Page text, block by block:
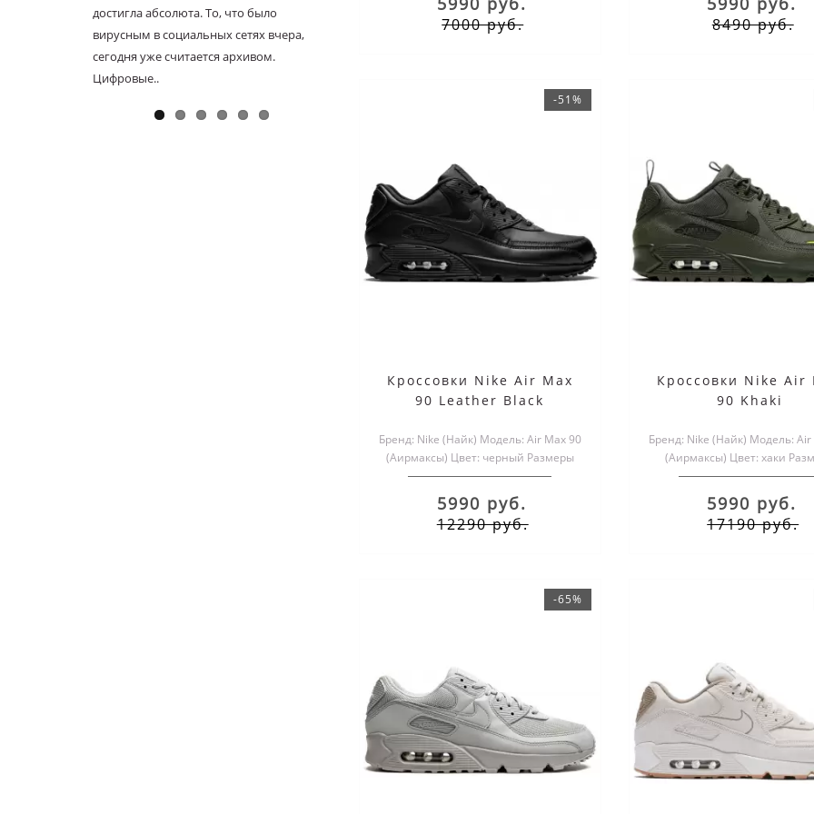
достигла абсолюта. То, что было
вирусным в социальных сетях вчера,
сегодня уже считается архивом.
Цифровые..
известного бренда, они были впервые
выпущены в 1990 году и популярны в
Среди них и кроссовки Air Max 90,
появившиеся на прилавках 31
7000 руб. 8490 руб.
-51%
Кроссовки Nike Air Max
90 Leather Black
Бренд: Nike (Найк) Модель: Air Max 90
(Аирмаксы) Цвет: черный Размеры
обуви: мужские и женс..
5990 руб.
12290 руб.
Кроссовки Nike Air
90 Khaki
Бренд: Nike (Найк) Модель: Air
(Аирмаксы) Цвет: хаки
обуви: мужские и
5990 руб.
17190 руб.
-65%